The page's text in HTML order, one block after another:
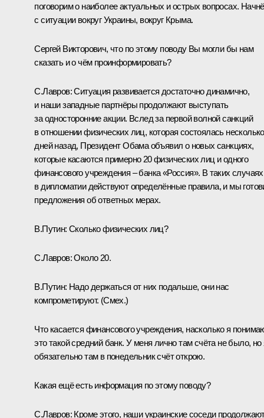
поговорим о наиболее актуальных и острых вопросах.
с ситуации вокруг Украины, вокруг Крыма.
Сергей Викторович, что по этому поводу Вы могли бы нам
сказать и о чём проинформировать?
С.Лавров:Ситуация развивается достаточно динамично,
и наши западные партнёры продолжают выступать
за односторонние акции. Вслед за первой волной санкций
в отношении физических лиц, которая состоялась несколько
дней назад, Президент Обама объявил о новых санкциях,
которые касаются примерно 20 физических лиц и одного
финансового учреждения – банка «Россия». В таких случаях
в дипломатии действуют определённые правила, и мы
предложения об ответных мерах.
B.Путин: Сколько физических лиц?
С.Лавров:Около 20.
B.Путин: Надо держаться от них подальше, они нас
компрометируют. (Смех.)
Что касается финансового учреждения, насколько я
это такой средний банк. У меня лично там счёта не было, но
обязательно там в понедельник счёт открою.
Какая ещё есть информация по этому поводу?
С.Лавров: Кроме этого, наши украинские соседи